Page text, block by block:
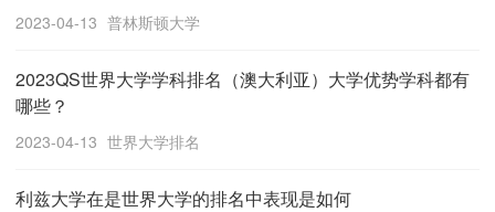
2023-04-13 普林斯顿大学
2023QS世界大学学科排名（澳大利亚）大学优势学科都有
哪些？
2023-04-13 世界大学排名
利兹大学在是世界大学的排名中表现是如何